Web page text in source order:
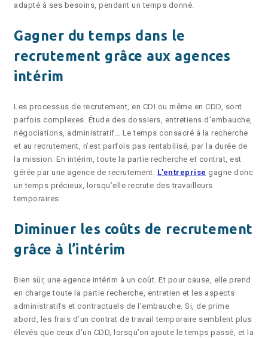
adapté à ses besoins, pendant un temps donné.
Gagner du temps dans le
recrutement grâce aux agences
intérim
Les processus de recrutement, en CDI ou même en CDD, sont
parfois complexes. Étude des dossiers, entretiens d’embauche,
négociations, administratif… Le temps consacré à la recherche
et au recrutement, n’est parfois pas rentabilisé, par la durée de
la mission. En intérim, toute la partie recherche et contrat, est
gérée par une agence de recrutement. L’entreprise gagne donc
un temps précieux, lorsqu’elle recrute des travailleurs
temporaires.
Diminuer les coûts de recrutement
grâce à l’intérim
Bien sûr, une agence intérim à un coût. Et pour cause, elle prend
en charge toute la partie recherche, entretien et les aspects
administratifs et contractuels de l’embauche. Si, de prime
abord, les frais d’un contrat de travail temporaire semblent plus
élevés que ceux d’un CDD, lorsqu’on ajoute le temps passé, et la